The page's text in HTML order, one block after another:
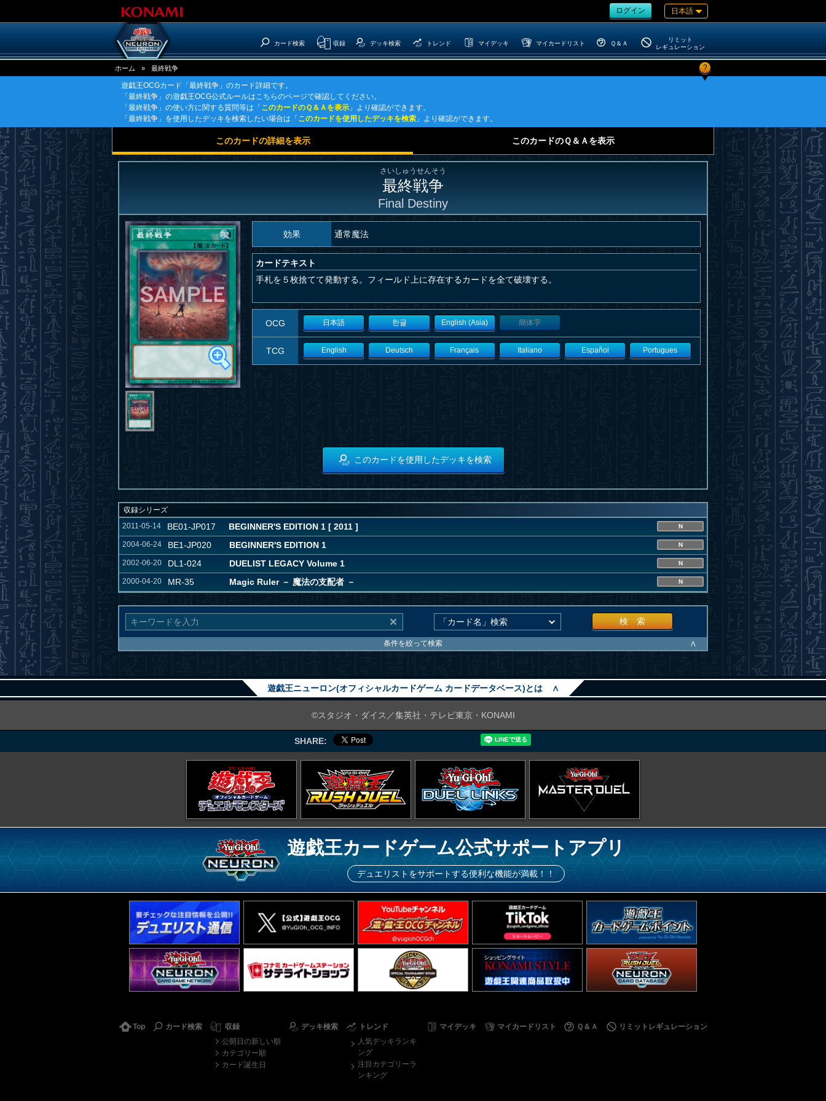
ログイン 日本語
カード検索 収録 デッキ検索 トレンド マイデッキ マイカードリスト Ｑ＆Ａ
リミット
レギュレーション
ホーム » 最終戦争 ?
遊戯王OCGカード「最終戦争」のカード詳細です。
「最終戦争」の遊戯王OCG公式ルールはこちらのページで確認してください。
「最終戦争」の使い方に関する質問等は「 このカードのＱ＆Ａを表示 」より確認ができます。
「最終戦争」を使用したデッキを検索したい場合は「 このカードを使用したデッキを検索 」より確認ができます。
このカードの詳細を表示 このカードのＱ＆Ａを表示
さいしゅうせんそう
最終戦争
Final Destiny
効果 通常魔法
カードテキスト
手札を５枚捨てて発動する。フィールド上に存在するカードを全て破壊する。
OCG 日本語 한글 English (Asia) 簡体字
TCG English Deutsch Français Italiano Español Portugues
このカードを使用したデッキを検索
収録シリーズ
2011-05-14
BE01-JP017 BEGINNER'S EDITION 1 [ 2011 ] N
2004-06-24 BE1-JP020 BEGINNER'S EDITION 1 N
2002-06-20 DL1-024 DUELIST LEGACY Volume 1 N
2000-04-20 MR-35 Magic Ruler － 魔法の支配者 － N
検 索
条件を絞って検索 ∧
遊戯王ニューロン(オフィシャルカードゲーム カードデータベース)とは ∧
©スタジオ・ダイス／集英社・テレビ東京・KONAMI
SHARE:
遊戯王カードゲーム公式サポートアプリ
デュエリストをサポートする便利な機能が満載！！
Top カード検索
収録
公開日の新しい順
カテゴリー順
カード誕生日
デッキ検索
トレンド
人気デッキランキ
ング
注目カテゴリーラ
ンキング
マイデッキ マイカードリスト Ｑ＆Ａ リミットレギュレーション